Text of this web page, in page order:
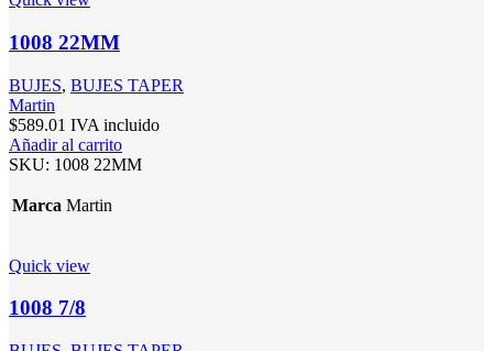
1008 22MM
BUJES, BUJES TAPER
Martin
$589.01 IVA incluido
Añadir al carrito
SKU: 1008 22MM
Marca Martin
Quick view
1008 7/8